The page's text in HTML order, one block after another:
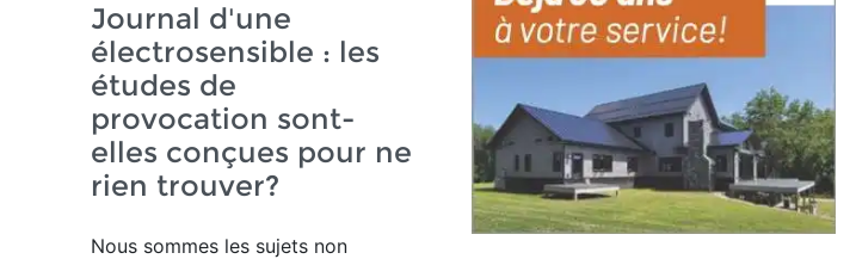
Journal d'une
électrosensible : les
études de
provocation sont-
elles conçues pour ne
rien trouver?
Nous sommes les sujets non